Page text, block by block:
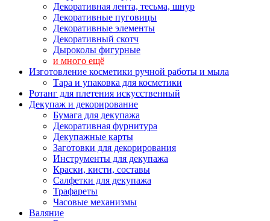
Декоративная лента, тесьма, шнур
Декоративные пуговицы
Декоративные элементы
Декоративный скотч
Дыроколы фигурные
и много ещё
Изготовление косметики ручной работы и мыла
Тара и упаковка для косметики
Ротанг для плетения искусственный
Декупаж и декорирование
Бумага для декупажа
Декоративная фурнитура
Декупажные карты
Заготовки для декорирования
Инструменты для декупажа
Краски, кисти, составы
Салфетки для декупажа
Трафареты
Часовые механизмы
Валяние